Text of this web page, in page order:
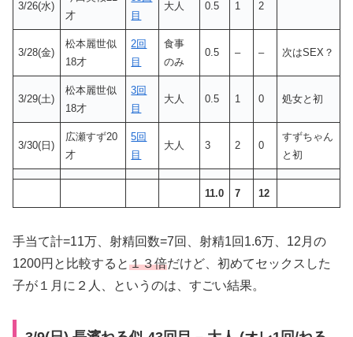
3/26(水)
才
目
大人 0.5 1 2
3/28(金)
松本麗世似
18才
2回
目
食事
のみ
0.5 – – 次はSEX？
3/29(土)
松本麗世似
18才
3回
目
大人 0.5 1 0 処女と初
3/30(日)
広瀬すず20
才
5回
目
大人 3 2 0
すずちゃん
と初
11.0 7 12
手当て計=11万、射精回数=7回、射精1回1.6万、12月の
1200円と比較すると１３倍だけど、初めてセックスした
子が１月に２人、というのは、すごい結果。